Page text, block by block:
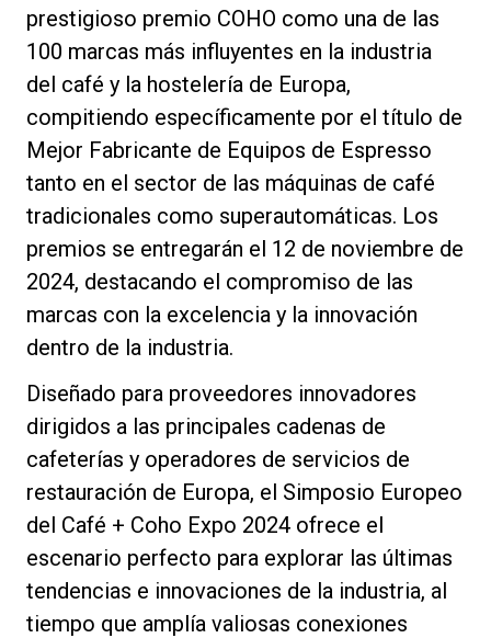
prestigioso premio COHO como una de las
100 marcas más influyentes en la industria
del café y la hostelería de Europa,
compitiendo específicamente por el título de
Mejor Fabricante de Equipos de Espresso
tanto en el sector de las máquinas de café
tradicionales como superautomáticas. Los
premios se entregarán el 12 de noviembre de
2024, destacando el compromiso de las
marcas con la excelencia y la innovación
dentro de la industria.
Diseñado para proveedores innovadores
dirigidos a las principales cadenas de
cafeterías y operadores de servicios de
restauración de Europa, el Simposio Europeo
del Café + Coho Expo 2024 ofrece el
escenario perfecto para explorar las últimas
tendencias e innovaciones de la industria, al
tiempo que amplía valiosas conexiones